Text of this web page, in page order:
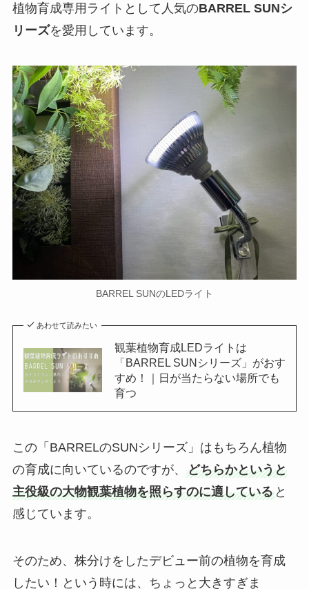
植物育成専用ライトとして人気のBARREL SUNシ
リーズを愛用しています。
BARREL SUNのLEDライト
あわせて読みたい
観葉植物育成LEDライトは
「BARREL SUNシリーズ」がおす
すめ！｜日が当たらない場所でも
育つ
この「BARRELのSUNシリーズ」はもちろん植物
の育成に向いているのですが、 どちらかというと
主役級の大物観葉植物を照らすのに適していると
感じています。
そのため、株分けをしたデビュー前の植物を育成
したい！という時には、ちょっと大きすぎま